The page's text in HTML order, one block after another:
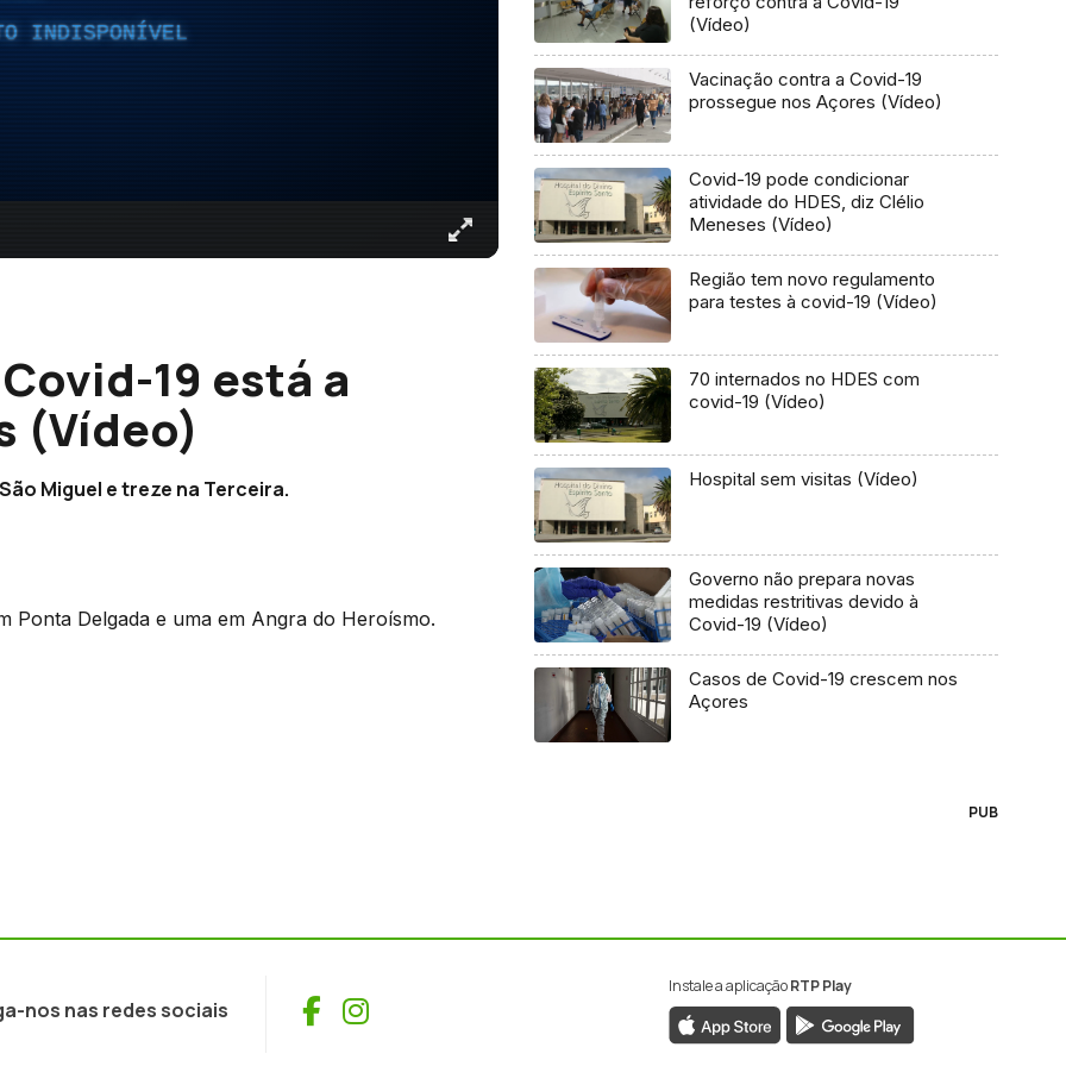
INDISPONÍVEL
19 está a
(Vídeo)
Miguel e treze na Terceira.
Ponta Delgada e uma em Angra do Heroísmo.
(Vídeo)
Vacinação contra a Covid-19
prossegue nos Açores (Vídeo)
Covid-19 pode condicionar
atividade do HDES, diz Clélio
Meneses (Vídeo)
Região tem novo regulamento
para testes à covid-19 (Vídeo)
70 internados no HDES com
covid-19 (Vídeo)
Hospital sem visitas (Vídeo)
Governo não prepara novas
medidas restritivas devido à
Covid-19 (Vídeo)
Casos de Covid-19 crescem nos
Açores
PUB
nos nas redes sociais Facebook
Instagram
Instale a aplicaçãoRTP Play